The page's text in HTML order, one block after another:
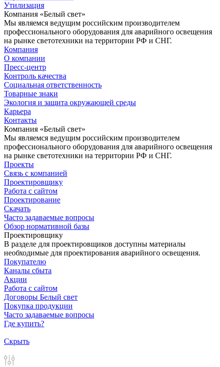
Утилизация
Компания «Белый свет»
Мы являемся ведущим российским производителем
профессионального оборудования для аварийного освещения
на рынке светотехники на территории РФ и СНГ.
Компания
О компании
Пресс-центр
Контроль качества
Социальная ответственность
Товарные знаки
Экология и защита окружающей среды
Карьера
Контакты
Компания «Белый свет»
Мы являемся ведущим российским производителем
профессионального оборудования для аварийного освещения
на рынке светотехники на территории РФ и СНГ.
Проекты
Связь с компанией
Проектировщику
Работа с сайтом
Проектирование
Скачать
Часто задаваемые вопросы
Обзор нормативной базы
Проектировщику
В разделе для проектировщиков доступны материалы
необходимые для проектирования аварийного освещения.
Покупателю
Каналы сбыта
Акции
Работа с сайтом
Договоры Белый свет
Покупка продукции
Часто задаваемые вопросы
Где купить?
Скрыть